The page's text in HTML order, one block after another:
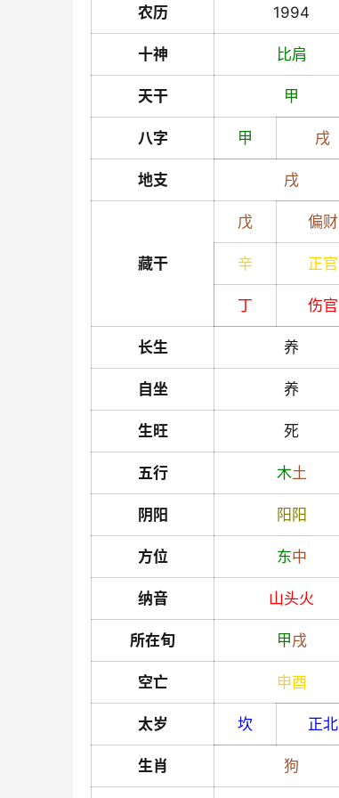
农历 1994
十神 比肩
天干 甲
八字 甲 戌
地支 戌
藏干
戊 偏财
辛 正官
丁 伤官
长生 养
自坐 养
生旺 死
五行 木土
阴阳 阳 阳
方位 东中
纳音 山头火
所在旬 甲戌
空亡 申酉
太岁 坎 正北
生肖 狗